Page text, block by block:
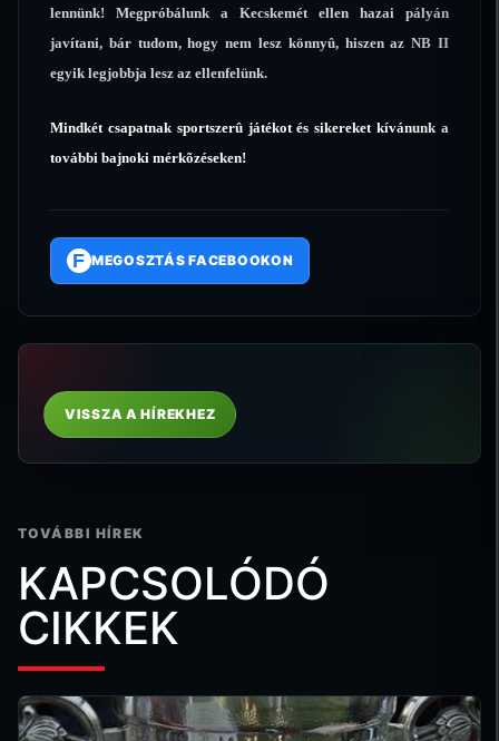
lennünk! Megpróbálunk a Kecskemét ellen hazai pályán
javítani, bár tudom, hogy nem lesz könnyû, hiszen az NB II
egyik legjobbja lesz az ellenfelünk.
Mindkét csapatnak sportszerû játékot és sikereket kívánunk a
további bajnoki mérkõzéseken!
F MEGOSZTÁS FACEBOOKON
VISSZA A HÍREKHEZ
TOVÁBBI HÍREK
KAPCSOLÓDÓ
CIKKEK